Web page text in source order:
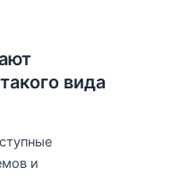
вида
и